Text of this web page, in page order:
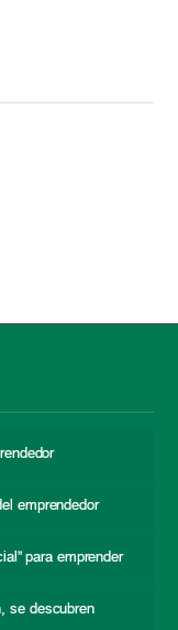
emprendedor
para emprender
se descubren